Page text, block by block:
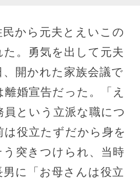
から元夫とえいこの
。勇気を出して元夫
開かれた家族会議で
婚宣告だった。「え
員という立派な職につ
は役立たずだから身を
う突きつけられ、当時
に「お母さんは役立